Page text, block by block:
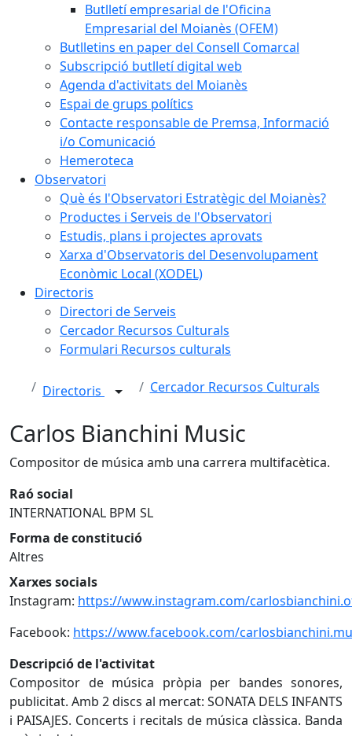
Butlletí empresarial de l'Oficina
Empresarial del Moianès (OFEM)
Butlletins en paper del Consell Comarcal
Subscripció butlletí digital web
Agenda d'activitats del Moianès
Espai de grups polítics
Contacte responsable de Premsa, Informació
i/o Comunicació
Hemeroteca
Observatori
Què és l'Observatori Estratègic del Moianès?
Productes i Serveis de l'Observatori
Estudis, plans i projectes aprovats
Xarxa d'Observatoris del Desenvolupament
Econòmic Local (XODEL)
Directoris
Directori de Serveis
Cercador Recursos Culturals
Formulari Recursos culturals
Directoris Cercador Recursos Culturals
Carlos Bianchini Music
Compositor de música amb una carrera multifacètica.
Raó social
INTERNATIONAL BPM SL
Forma de constitució
Altres
Xarxes socials
Instagram: https://www.instagram.com/
Facebook: https://www.facebook.com/
Descripció de l'activitat
Compositor de música pròpia per bandes sonores,
publicitat. Amb 2 discs al mercat: SONATA DELS INFANTS
i PAISAJES. Concerts i recitals de música clàssica. Banda